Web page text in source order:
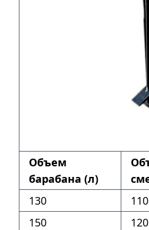
Объем
барабана (л)
130 110
150
120